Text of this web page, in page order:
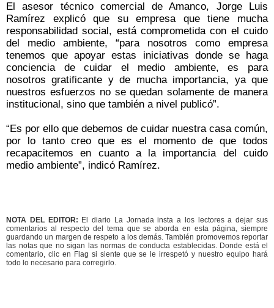
El asesor técnico comercial de Amanco, Jorge Luis
Ramírez explicó que su empresa que tiene mucha
responsabilidad social, está comprometida con el cuido
del medio ambiente, “para nosotros como empresa
tenemos que apoyar estas iniciativas donde se haga
conciencia de cuidar el medio ambiente, es para
nosotros gratificante y de mucha importancia, ya que
nuestros esfuerzos no se quedan solamente de manera
institucional, sino que también a nivel publicó”.
“Es por ello que debemos de cuidar nuestra casa común,
por lo tanto creo que es el momento de que todos
recapacitemos en cuanto a la importancia del cuido
medio ambiente”, indicó Ramírez.
NOTA DEL EDITOR: El diario La Jornada insta a los lectores a dejar sus
comentarios al respecto del tema que se aborda en esta página, siempre
guardando un margen de respeto a los demás. También promovemos reportar
las notas que no sigan las normas de conducta establecidas. Donde está el
comentario, clic en Flag si siente que se le irrespetó y nuestro equipo hará
todo lo necesario para corregirlo.